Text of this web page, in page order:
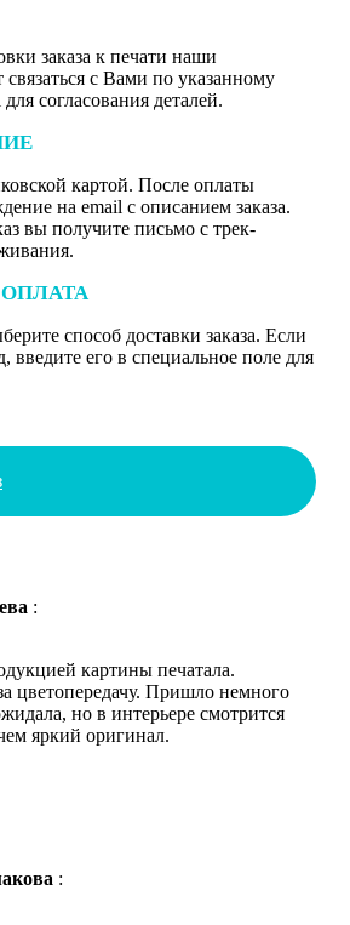
заказа к печати наши
с Вами по указанному
согласования деталей.
картой. После оплаты
на email с описанием заказа.
вы получите письмо с трек-
способ доставки заказа. Если
введите его в специальное поле для
:
картины печатала.
цветопередачу. Пришло немного
но в интерьере смотрится
яркий оригинал.
: